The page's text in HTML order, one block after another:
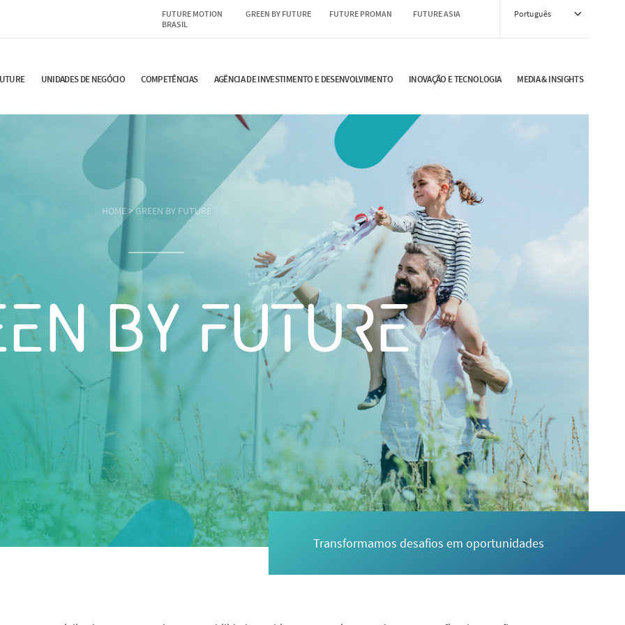
UNIDADES DE NEGÓCIO COMPETÊNCIAS AGÊNCIA DE INVESTIMENTO E DESENVOLVIMENTO INOVAÇÃO E TECNOLOGIA MEDIA & INSIGHTS
FUTURE MOTION
BRASIL
GREEN BY FUTURE FUTURE PROMAN FUTURE ASIA Português
HOME>GREEN BY FUTURE
BY FUTURE
Transformamos desafios em oportunidades